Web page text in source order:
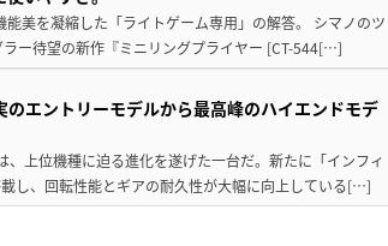
美を凝縮した「ライトゲーム専用」の解答。 シマノのツ
ー待望の新作『ミニリングプライヤー [CT-544[…]
エントリーモデルから最高峰のハイエンドモデ
上位機種に迫る進化を遂げた一台だ。新たに「インフィ
し、回転性能とギアの耐久性が大幅に向上している[…]